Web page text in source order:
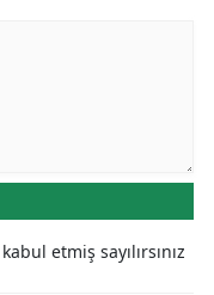
etmiş sayılırsınız